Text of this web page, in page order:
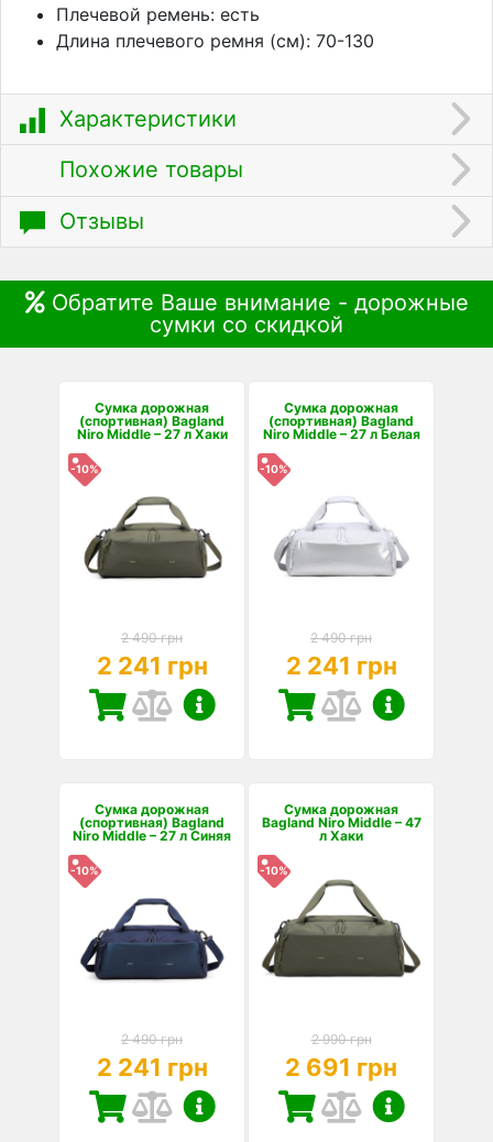
Плечевой ремень: есть
Длина плечевого ремня (см): 70-130
Характеристики
Похожие товары
Отзывы
Обратите Ваше внимание - дорожные
сумки со скидкой
Сумка дорожная
(спортивная) Bagland
Niro Middle – 27 л Хаки
-10%
2 490 грн
2 241 грн
Сумка дорожная
(спортивная) Bagland
Niro Middle – 27 л Белая
-10%
2 490 грн
2 241 грн
Сумка дорожная
(спортивная) Bagland
Niro Middle – 27 л Синяя
-10%
2 490 грн
2 241 грн
Сумка дорожная
Bagland Niro Middle – 47
л Хаки
-10%
2 990 грн
2 691 грн